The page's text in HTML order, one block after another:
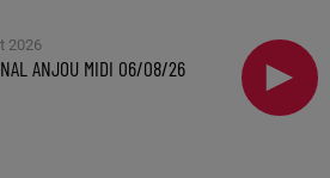
2026
ANJOU MIDI 06/08/26